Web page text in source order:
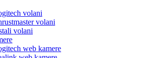
volani
volani
volani
web kamere